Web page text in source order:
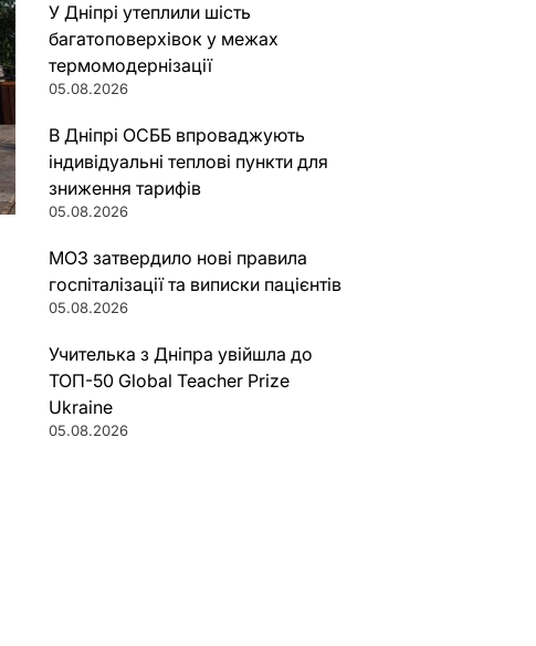
У Дніпрі утеплили шість
багатоповерхівок у межах
термомодернізації
05.08.2026
В Дніпрі ОСББ впроваджують
індивідуальні теплові пункти для
зниження тарифів
05.08.2026
МОЗ затвердило нові правила
госпіталізації та виписки пацієнтів
05.08.2026
Учителька з Дніпра увійшла до
ТОП-50 Global Teacher Prize
Ukraine
05.08.2026